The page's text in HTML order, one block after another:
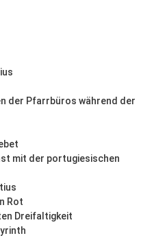
der Pfarrbüros während der
mit der portugiesischen
Rot
Dreifaltigkeit